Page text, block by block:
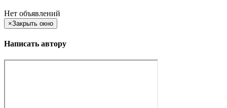
Нет объявлений
×Закрыть окно
Написать автору